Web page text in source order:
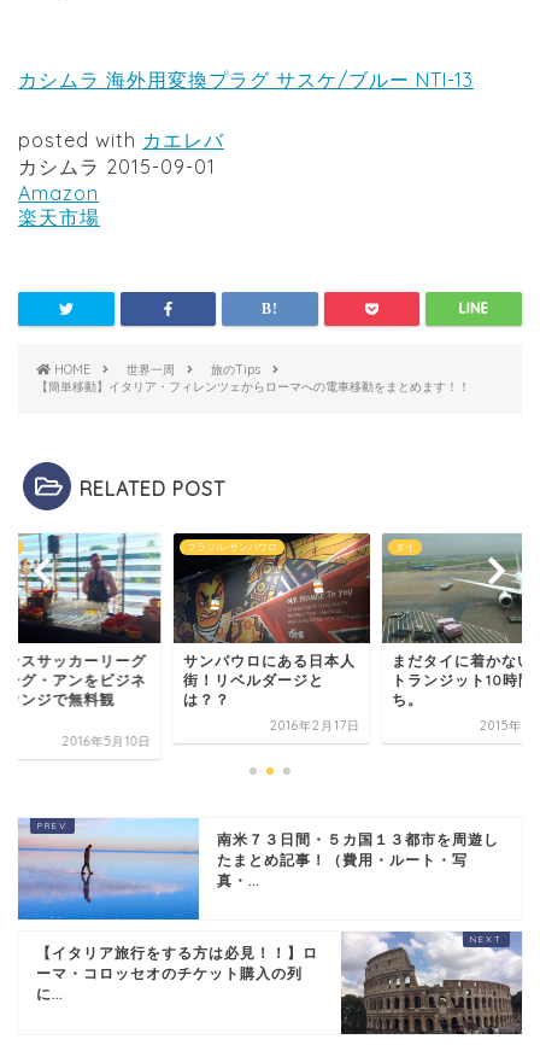
カシムラ 海外用変換プラグ サスケ/ブルー NTI-13
posted with カエレバ
カシムラ 2015-09-01
Amazon
楽天市場
HOME 世界一周
旅のTips
【簡単移動】イタリア・フィレンツェからローマへの電車移動をまとめます！！
RELATED POST
ジル-サンパウロ
パウロにある日本人
リベルダージと
？
タイ
まだタイに着かないよ。
トランジット10時間待
ち。
2015年9月10日
フランス
フランスサッカー
のリーグ・アンを
スラウンジで無料観
2016年5
南米７３日間・５カ国１３都市を周遊し
たまとめ記事！（費用・ルート・写
真・...
【イタリア旅行をする方は必見！！】ロ
ーマ・コロッセオのチケット購入の列
に...